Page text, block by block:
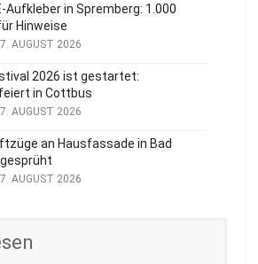
Aufkleber in Spremberg: 1.000
Hinweise
AUGUST 2026
2026 ist gestartet:
in Cottbus
AUGUST 2026
an Hausfassade in Bad
AUGUST 2026